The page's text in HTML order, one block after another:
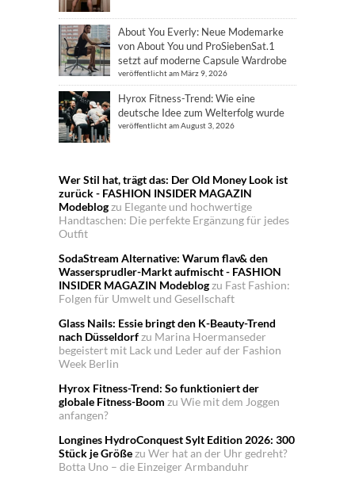
About You Everly: Neue Modemarke
von About You und ProSiebenSat.1
setzt auf moderne Capsule Wardrobe
veröffentlicht am März 9, 2026
Hyrox Fitness-Trend: Wie eine
deutsche Idee zum Welterfolg wurde
veröffentlicht am August 3, 2026
Wer Stil hat, trägt das: Der Old Money Look ist
zurück - FASHION INSIDER MAGAZIN
Modeblogzu Elegante und hochwertige
Handtaschen: Die perfekte Ergänzung für jedes
Outfit
SodaStream Alternative: Warum flav& den
Wassersprudler-Markt aufmischt - FASHION
INSIDER MAGAZIN Modeblogzu Fast Fashion:
Folgen für Umwelt und Gesellschaft
Glass Nails: Essie bringt den K-Beauty-Trend
nach Düsseldorfzu Marina Hoermanseder
begeistert mit Lack und Leder auf der Fashion
Week Berlin
Hyrox Fitness-Trend: So funktioniert der
globale Fitness-Boom zu Wie mit dem Joggen
anfangen?
Longines HydroConquest Sylt Edition 2026: 300
Stück je Größezu Wer hat an der Uhr gedreht?
Botta Uno – die Einzeiger Armbanduhr